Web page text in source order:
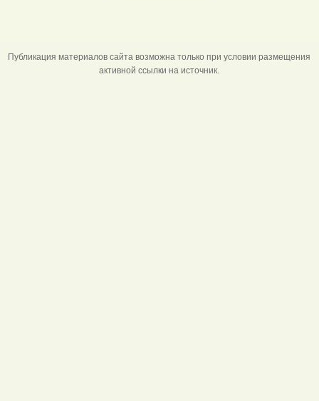
Публикация материалов сайта возможна только при условии размещения
активной ссылки на источник.